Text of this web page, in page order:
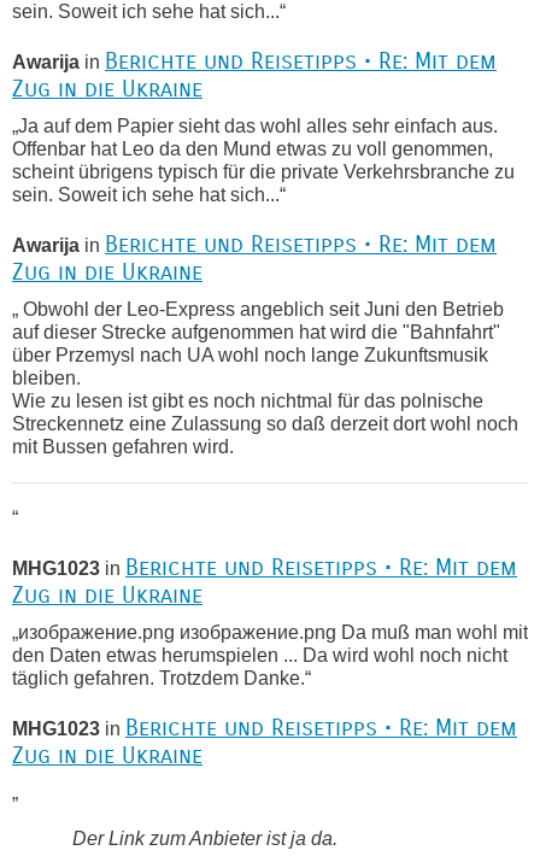
sein. Soweit ich sehe hat sich...“
Awarija in Berichte und Reisetipps • Re: Mit dem
Zug in die Ukraine
„Ja auf dem Papier sieht das wohl alles sehr einfach aus.
Offenbar hat Leo da den Mund etwas zu voll genommen,
scheint übrigens typisch für die private Verkehrsbranche zu
sein. Soweit ich sehe hat sich...“
Awarija in Berichte und Reisetipps • Re: Mit dem
Zug in die Ukraine
„ Obwohl der Leo-Express angeblich seit Juni den Betrieb
auf dieser Strecke aufgenommen hat wird die "Bahnfahrt"
über Przemysl nach UA wohl noch lange Zukunftsmusik
bleiben.
Wie zu lesen ist gibt es noch nichtmal für das polnische
Streckennetz eine Zulassung so daß derzeit dort wohl noch
mit Bussen gefahren wird.
“
MHG1023 in Berichte und Reisetipps • Re: Mit dem
Zug in die Ukraine
„изображение.png изображение.png Da muß man wohl mit
den Daten etwas herumspielen ... Da wird wohl noch nicht
täglich gefahren. Trotzdem Danke.“
MHG1023 in Berichte und Reisetipps • Re: Mit dem
Zug in die Ukraine
„
Der Link zum Anbieter ist ja da.